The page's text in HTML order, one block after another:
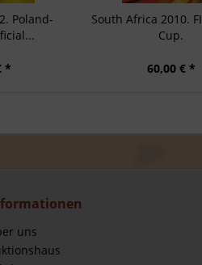
Poland-
*
South Africa 2010.
Cup.
60,00 € *
uns